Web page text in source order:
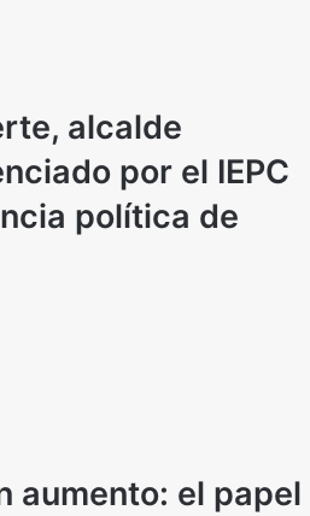
alcalde
por el IEPC
política de
aumento: el papel